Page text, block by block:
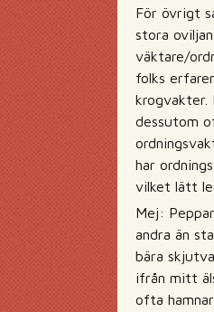
För övrigt
stora
väktare/
folks
krogvakter.
dessutom
har
vilket lätt
Mej:
andra än
bära
ifrån mitt
ofta